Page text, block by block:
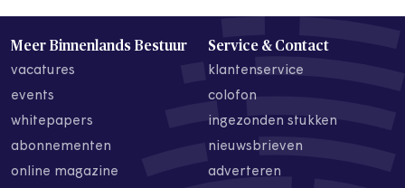
Meer Binnenlands Bestuur
vacatures
events
whitepapers
abonnementen
online magazine
Service & Contact
klantenservice
colofon
ingezonden stukken
nieuwsbrieven
adverteren